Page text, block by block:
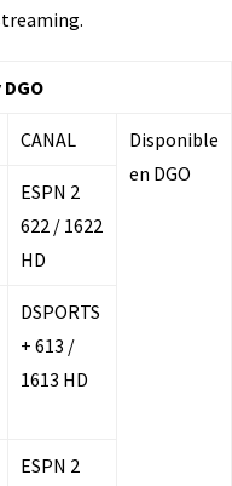
CANAL
Disponible
en DGO
ESPN 2
622 / 1622
HD
DSPORTS
+ 613 /
1613 HD
ESPN 2